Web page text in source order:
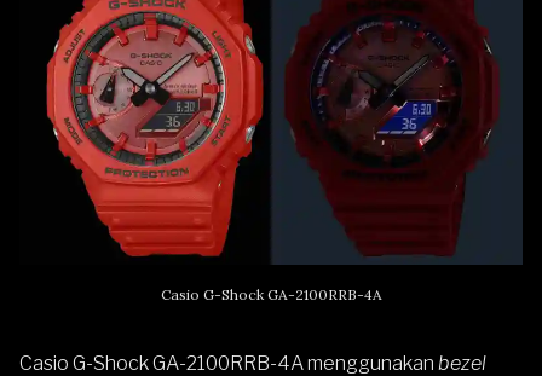
Casio G-Shock GA-2100RRB-4A
Casio G-Shock GA-2100RRB-4A menggunakan bezel